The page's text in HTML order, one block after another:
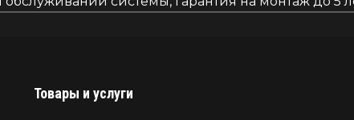
Товары и услуги